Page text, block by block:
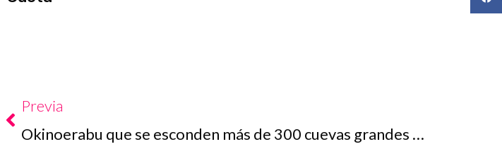
Previa
Okinoerabu que se esconden más de 300 cuevas grandes y pequeñas